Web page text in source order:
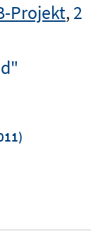
Projekt,2